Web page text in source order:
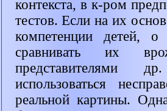
контекста, в к-ром
тестов. Если на их
компетенции детей,
сравнивать их
представителями
использоваться
реальной картины.